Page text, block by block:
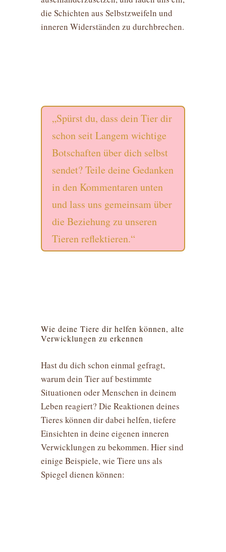
die Schichten aus Selbstzweifeln und
inneren Widerständen zu durchbrechen.
„Spürst du, dass dein Tier dir
schon seit Langem wichtige
Botschaften über dich selbst
sendet? Teile deine Gedanken
in den Kommentaren unten
und lass uns gemeinsam über
die Beziehung zu unseren
Tieren reflektieren.“
Wie deine Tiere dir helfen können, alte
Verwicklungen zu erkennen
Hast du dich schon einmal gefragt,
warum dein Tier auf bestimmte
Situationen oder Menschen in deinem
Leben reagiert? Die Reaktionen deines
Tieres können dir dabei helfen, tiefere
Einsichten in deine eigenen inneren
Verwicklungen zu bekommen. Hier sind
einige Beispiele, wie Tiere uns als
Spiegel dienen können: